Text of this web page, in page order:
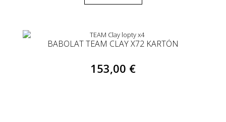
BABOLAT TEAM CLAY X72 KARTÓN
153,00 €